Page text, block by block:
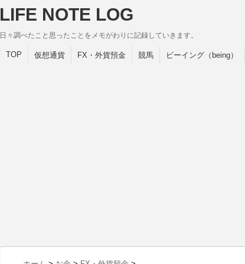
LIFE NOTE LOG
日々調べたこと思ったことをメモがわりに記録していきます。
TOP 仮想通貨 FX・外貨預金 競馬 ビーイング（being）